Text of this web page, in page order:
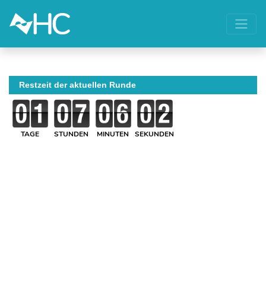
Restzeit der aktuellen Runde
TAGE STUNDEN MINUTEN SEKUNDEN